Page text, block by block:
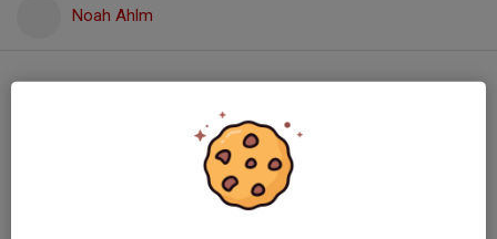
Noah Ahlm